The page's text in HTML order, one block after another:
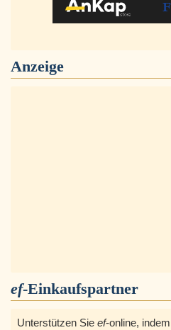
Anzeige
ef-Einkaufspartner
Unterstützen Sie ef-online,